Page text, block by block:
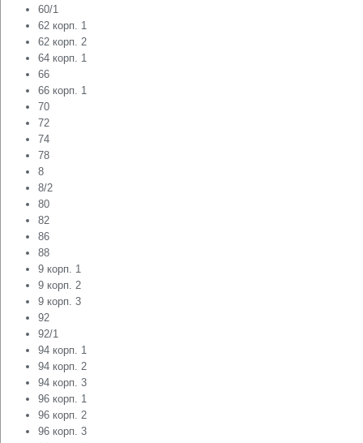
60/1
62 корп. 1
62 корп. 2
64 корп. 1
66
66 корп. 1
70
72
74
78
8
8/2
80
82
86
88
9 корп. 1
9 корп. 2
9 корп. 3
92
92/1
94 корп. 1
94 корп. 2
94 корп. 3
96 корп. 1
96 корп. 2
96 корп. 3